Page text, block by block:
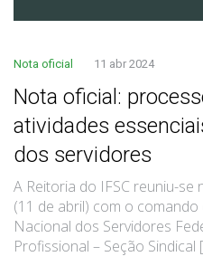
Nota oficial 11 abr 2024
Nota oficial:
atividades
dos servidores
A Reitoria do IFSC reuniu-
(11 de abril) com o
Nacional dos Servidores
Profissional – Seção Sindical